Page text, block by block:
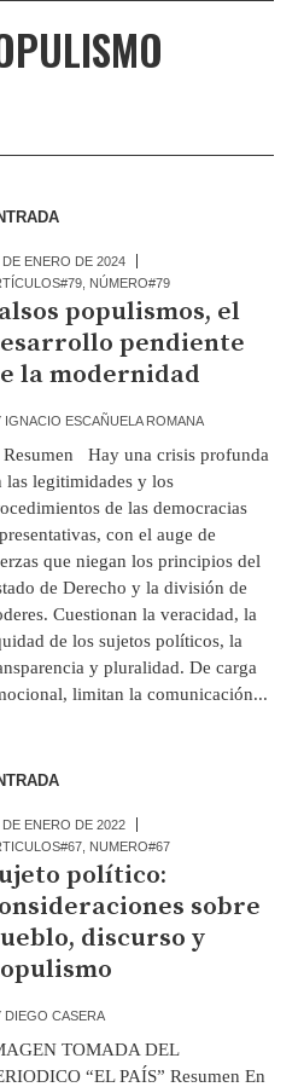
DE ENERO DE 2024
NÚMERO#79
populismos, el
pendiente
la modernidad
IGNACIO ESCAÑUELA ROMANA
Hay una crisis profunda
las legitimidades y los
de las democracias
con el auge de
que niegan los principios del
de Derecho y la división de
Cuestionan la veracidad, la
de los sujetos políticos, la
y pluralidad. De carga
limitan la comunicación...
DE ENERO DE 2022
NUMERO#67
político:
sobre
discurso y
DIEGO CASERA
TOMADA DEL
“EL PAÍS” Resumen En